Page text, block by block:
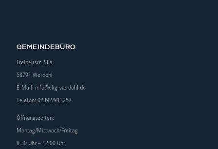
GEMEINDEBÜRO
Freiheitstr.23 a
58791 Werdohl
E-Mail: info@ekg-werdohl.de
Telefon: 02392/913257
Öffnungszeiten:
Montag/Mittwoch/Freitag
8.30 Uhr – 12.00 Uhr